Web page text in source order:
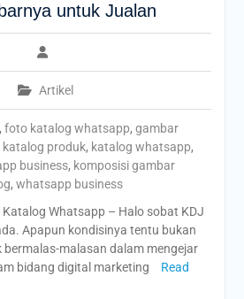
untuk Jualan
Artikel
,foto katalog whatsapp,gambar
katalog produk, katalog whatsapp,
business, komposisi gambar
, whatsapp business
Whatsapp – Halo sobat KDJ
Apapun kondisinya tentu bukan
malasan dalam mengejar
bidang digital marketing
Read